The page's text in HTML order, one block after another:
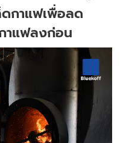
ดกาแฟเพื่อลด
าแฟลงก่อน